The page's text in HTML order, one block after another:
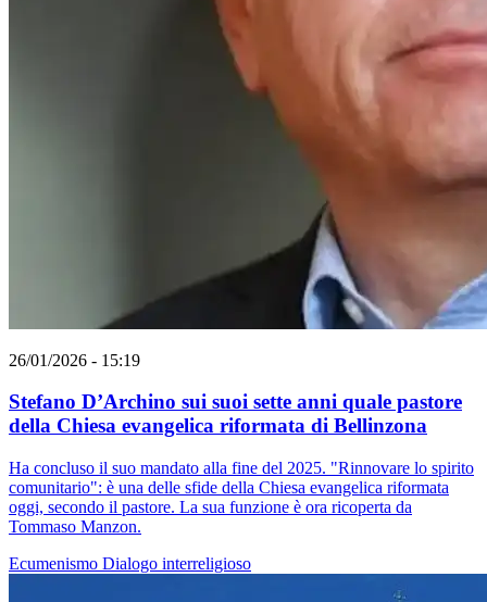
26/01/2026 - 15:19
Stefano D’Archino sui suoi sette anni quale pastore
della Chiesa evangelica riformata di Bellinzona
Ha concluso il suo mandato alla fine del 2025. "Rinnovare lo spirito
comunitario": è una delle sfide della Chiesa evangelica riformata
oggi, secondo il pastore. La sua funzione è ora ricoperta da
Tommaso Manzon.
Ecumenismo Dialogo interreligioso